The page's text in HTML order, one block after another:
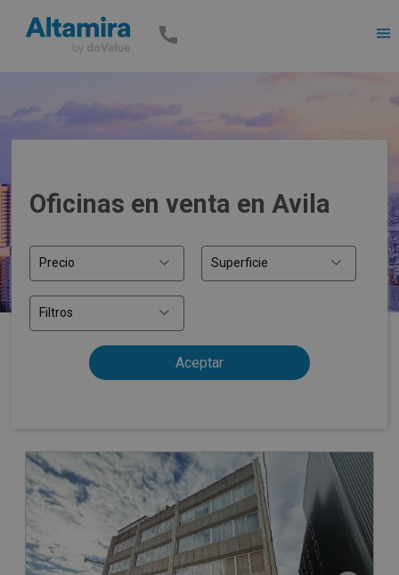
Oficinas en venta en Avila
Precio Superficie
Filtros
DECO VIRTUAL